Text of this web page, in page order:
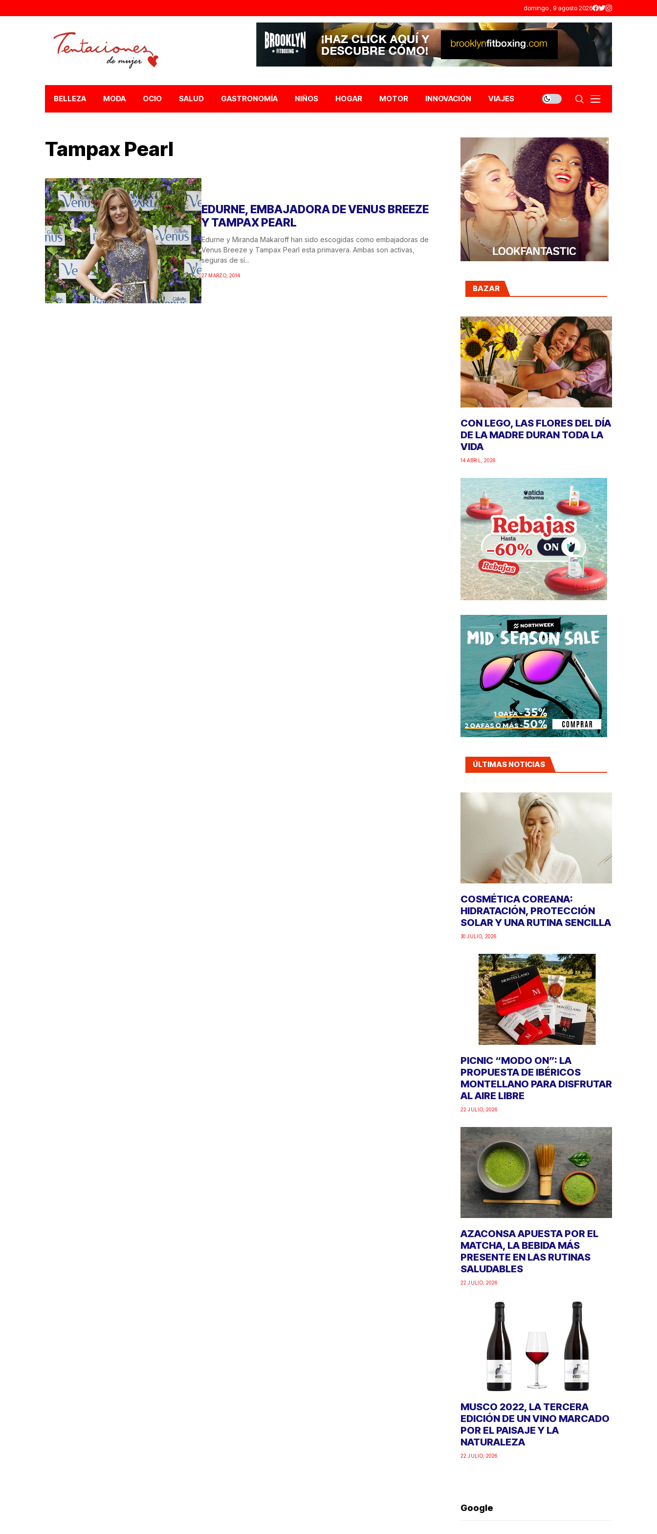
domingo , 9 agosto 2026
BELLEZA MODA OCIO SALUD GASTRONOMÍA NIÑOS HOGAR MOTOR INNOVACIÓN VIAJES
Tampax Pearl
EDURNE, EMBAJADORA DE VENUS BREEZE
Y TAMPAX PEARL
Edurne y Miranda Makaroff han sido escogidas como embajadoras de
Venus Breeze y Tampax Pearl esta primavera. Ambas son activas,
seguras de sí...
27 MARZO, 2014
BAZAR
CON LEGO, LAS FLORES DEL DÍA
DE LA MADRE DURAN TODA LA
VIDA
14 ABRIL, 2026
ÚLTIMAS NOTICIAS
COSMÉTICA COREANA:
HIDRATACIÓN, PROTECCIÓN
SOLAR Y UNA RUTINA SENCILLA
30 JULIO, 2026
PICNIC “MODO ON”: LA
PROPUESTA DE IBÉRICOS
MONTELLANO PARA DISFRUTAR
AL AIRE LIBRE
22 JULIO, 2026
AZACONSA APUESTA POR EL
MATCHA, LA BEBIDA MÁS
PRESENTE EN LAS RUTINAS
SALUDABLES
22 JULIO, 2026
MUSCO 2022, LA TERCERA
EDICIÓN DE UN VINO MARCADO
POR EL PAISAJE Y LA
NATURALEZA
22 JULIO, 2026
Google